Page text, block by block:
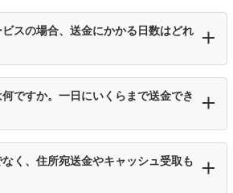
ビスの場合、送金にかかる日数はどれ
ですか。一日にいくらまで送金でき
く、住所宛送金やキャッシュ受取も